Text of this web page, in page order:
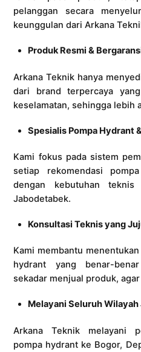
pelanggan secara
keunggulan dari Arkana
Produk Resmi &
Arkana Teknik hanya
dari brand terpercaya
keselamatan, sehingga lebih
Spesialis Pompa Hydrant
Kami fokus pada sistem
setiap rekomendasi
dengan kebutuhan
Jabodetabek.
Konsultasi Teknis yang
Kami membantu
hydrant yang benar-
sekadar menjual produk,
Melayani Seluruh
Arkana Teknik melayani
pompa hydrant ke Bogor,